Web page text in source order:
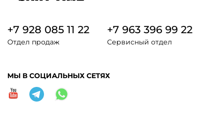
+7 928 085 11 22
Отдел продаж
+7 963 396 99 22
Сервисный отдел
МЫ В СОЦИАЛЬНЫХ СЕТЯХ